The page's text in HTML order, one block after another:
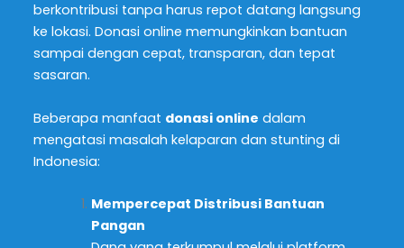
berkontribusi tanpa harus repot datang langsung
ke lokasi. Donasi online memungkinkan bantuan
sampai dengan cepat, transparan, dan tepat
sasaran.
Beberapa manfaat donasi online dalam
mengatasi masalah kelaparan dan stunting di
Indonesia:
Mempercepat Distribusi Bantuan
Pangan